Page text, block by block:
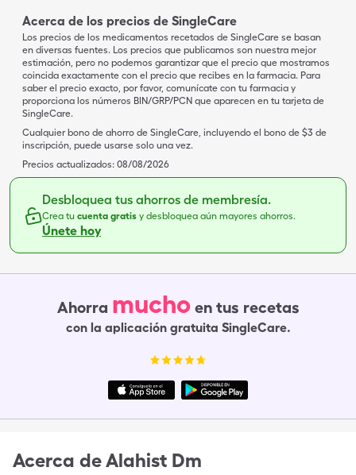
Acerca de los precios de SingleCare
Los precios de los medicamentos recetados de SingleCare se basan
en diversas fuentes. Los precios que publicamos son nuestra mejor
estimación, pero no podemos garantizar que el precio que mostramos
coincida exactamente con el precio que recibes en la farmacia. Para
saber el precio exacto, por favor, comunícate con tu farmacia y
proporciona los números BIN/GRP/PCN que aparecen en tu tarjeta de
SingleCare.
Cualquier bono de ahorro de SingleCare, incluyendo el bono de $3 de
inscripción, puede usarse solo una vez.
Precios actualizados: 08/08/2026
Desbloquea tus ahorros de membresía.
Crea tu cuenta gratis y desbloquea aún mayores ahorros.
Únete hoy
Ahorra mucho en tus recetas
con la aplicación gratuita SingleCare.
Acerca deAlahist Dm